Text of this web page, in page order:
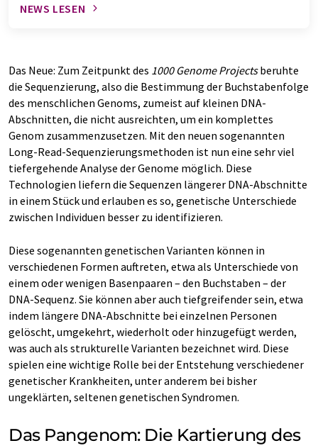
NEWS LESEN
Das Neue: Zum Zeitpunkt des 1000 Genome Projectsberuhte
die Sequenzierung, also die Bestimmung der Buchstabenfolge
des menschlichen Genoms, zumeist auf kleinen DNA-
Abschnitten, die nicht ausreichten, um ein komplettes
Genom zusammenzusetzen. Mit den neuen sogenannten
Long-Read-Sequenzierungsmethoden ist nun eine sehr viel
tiefergehende Analyse der Genome möglich. Diese
Technologien liefern die Sequenzen längerer DNA-Abschnitte
in einem Stück und erlauben es so, genetische Unterschiede
zwischen Individuen besser zu identifizieren.
Diese sogenannten genetischen Varianten können in
verschiedenen Formen auftreten, etwa als Unterschiede von
einem oder wenigen Basenpaaren – den Buchstaben – der
DNA-Sequenz. Sie können aber auch tiefgreifender sein, etwa
indem längere DNA-Abschnitte bei einzelnen Personen
gelöscht, umgekehrt, wiederholt oder hinzugefügt werden,
was auch als strukturelle Varianten bezeichnet wird. Diese
spielen eine wichtige Rolle bei der Entstehung verschiedener
genetischer Krankheiten, unter anderem bei bisher
ungeklärten, seltenen genetischen Syndromen.
Das Pangenom: Die Kartierung des